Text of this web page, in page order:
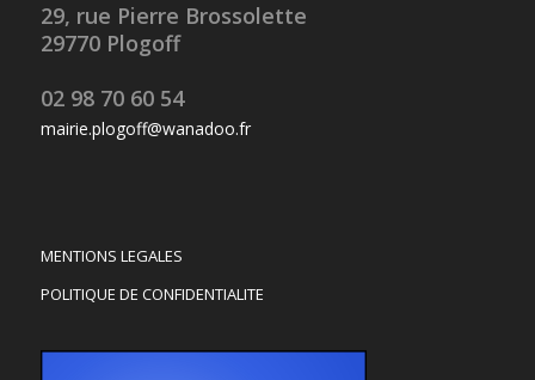
29, rue Pierre Brossolette
29770 Plogoff
02 98 70 60 54
mairie.plogoff@wanadoo.fr
MENTIONS LEGALES
POLITIQUE DE CONFIDENTIALITE